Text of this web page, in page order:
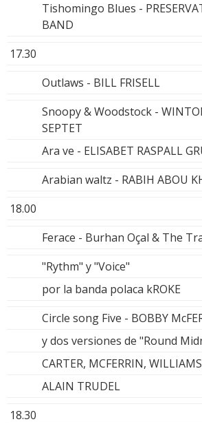
Tishomingo Blues -
BAND
17.30
Outlaws - BILL FRISELL
Snoopy & Woodstock -
SEPTET
Ara ve - ELISABET RASPALL
Arabian waltz - RABIH ABOU
18.00
Ferace - Burhan Oçal & The
"Rythm" y "Voice"
por la banda polaca kROKE
Circle song Five - BOBBY
y dos versiones de "Round
CARTER, MCFERRIN,
ALAIN TRUDEL
18.30